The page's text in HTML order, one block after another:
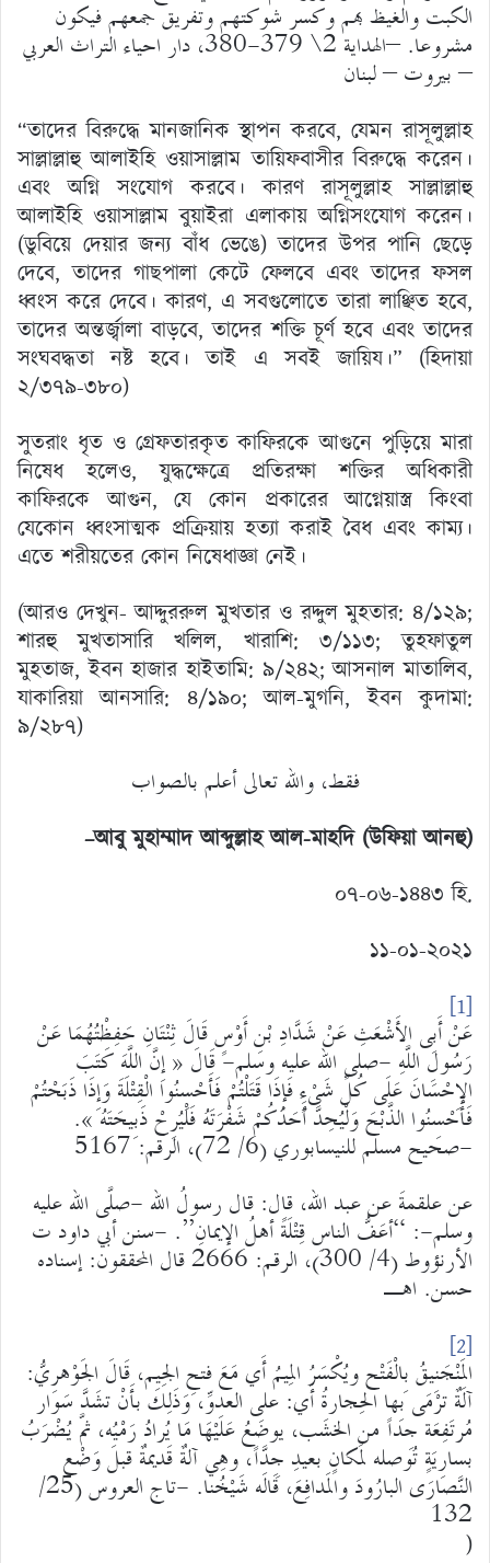
الكبت والغيظ بهم وكسر شوكتهم وتفريق جمعهم فيكون
مشروعا. –الهداية 2\ 379-380، دار احياء التراث العربي
– بيروت – لبنان
“তাদের বিরুদ্ধে মানজানিক স্থাপন করবে, যেমন রাসূলুল্লাহ
সাল্লাল্লাহু আলাইহি ওয়াসাল্লাম তায়িফবাসীর বিরুদ্ধে করেন।
এবং অগ্নি সংযোগ করবে। কারণ রাসূলুল্লাহ সাল্লাল্লাহু
আলাইহি ওয়াসাল্লাম বুয়াইরা এলাকায় অগ্নিসংযোগ করেন।
(ডুবিয়ে দেয়ার জন্য বাঁধ ভেঙে) তাদের উপর পানি ছেড়ে
দেবে, তাদের গাছপালা কেটে ফেলবে এবং তাদের ফসল
ধ্বংস করে দেবে। কারণ, এ সবগুলোতে তারা লাঞ্ছিত হবে,
তাদের অন্তর্জ্বালা বাড়বে, তাদের শক্তি চূর্ণ হবে এবং তাদের
সংঘবদ্ধতা নষ্ট হবে। তাই এ সবই জায়িয।” (হিদায়া
২/৩৭৯-৩৮০)
সুতরাং ধৃত ও গ্রেফতারকৃত কাফিরকে আগুনে পুড়িয়ে মারা
নিষেধ হলেও, যুদ্ধক্ষেত্রে প্রতিরক্ষা শক্তির অধিকারী
কাফিরকে আগুন, যে কোন প্রকারের আগ্নেয়াস্ত্র কিংবা
যেকোন ধ্বংসাত্মক প্রক্রিয়ায় হত্যা করাই বৈধ এবং কাম্য।
এতে শরীয়তের কোন নিষেধাজ্ঞা নেই।
(আরও দেখুন- আদ্দুররুল মুখতার ও রদ্দুল মুহতার: ৪/১২৯;
শারহু মুখতাসারি খলিল, খারাশি: ৩/১১৩; তুহফাতুল
মুহতাজ, ইবন হাজার হাইতামি: ৯/২৪২; আসনাল মাতালিব,
যাকারিয়া আনসারি: ৪/১৯০; আল-মুগনি, ইবন কুদামা:
৯/২৮৭)
فقط، والله تعالى أعلم بالصواب
–আবু মুহাম্মাদ আব্দুল্লাহ আল-মাহদি (উফিয়া আনহু)
০৭-০৬-১৪৪৩ হি.
১১-০১-২০২১
[1]
عَنْ أَبِى الأَشْعَثِ عَنْ شَدَّادِ بْنِ أَوْسٍ قَالَ ثِنْتَانِ حَفِظْتُهُمَا عَنْ
رَسُولِ اللَّهِ -صلى الله عليه وسلم- قَالَ « إِنَّ اللَّهَ كَتَبَ
الإِحْسَانَ عَلَى كُلِّ شَىْءٍ فَإِذَا قَتَلْتُمْ فَأَحْسِنُوا الْقِتْلَةَ وَإِذَا ذَبَحْتُمْ
فَأَحْسِنُوا الذَّبْحَ وَلْيُحِدَّ أَحَدُكُمْ شَفْرَتَهُ فَلْيُرِحْ ذَبِيحَتَهُ ».
-صحيح مسلم للنيسابوري (6/ 72)، الرقم: 5167
عن علقمةَ عن عبد الله، قال: قال رسولُ الله -صلَّى الله عليه
وسلم-: “أعَفُّ الناسِ قِتْلَةً أهلُ الإيمانِ”. -سنن أبي داود ت
الأرنؤوط (4/ 300)، الرقم: 2666 قال المحققون: إسناده
حسن. اهـ
[2]
المَنْجَنِيقُ بِالْفَتْح ويُكْسَرُ المِيمُ أَي مَعَ فتحِ الجِيم، قَالَ الجَوْهرِيُّ:
آلَةٌ ترْمَى بِها الحِجارةُ أَي: على العدوِّ، وَذَلِكَ بأَنْ تشَدَّ سَوار
مُرتَفِعَة جِداً من الخشَب، يوضَعُ عَلَيْهَا مَا يُرادُ رَمْيُه، ثمَّ يُضْرَبُ
بسارِيَةٍ تُوصله لمَكانٍ بعيدِ جِدّاً، وَهِي آلةٌ قَديمةٌ قبلَ وَضْع
النَّصارَى البارُودَ والمَدافِعَ، قَالَه شَيْخُنا. -تاج العروس (25/
132
)